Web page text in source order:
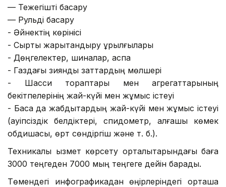
— Тежегішті басқару
— Рульді басқару
- Әйнектің көрінісі
- Сыртқы жарықтандыру құрылғылары
- Дөңгелектер, шиналар, аспа
- Газдағы зиянды заттардың мөлшері
- Шасси тораптары мен агрегаттарының
бекітпелерінің жай-күйі мен жұмыс істеуі
- Басқа да жабдықтардың жай-күйі мен жұмыс істеуі
(қауіпсіздік белдіктері, спидометр, алғашқы көмек
қобдишасы, өрт сөндіргіш және т. б.).
Техникалық қызмет көрсету орталықтарындағы баға
3000 теңгеден 7000 мың теңгеге дейін барады.
Төмендегі инфографикадан өңірлеріндегі орташа